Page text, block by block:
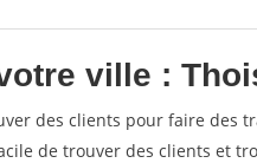
ville :
des clients pour faire des
de trouver des clients et